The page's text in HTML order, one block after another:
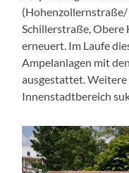
Schillerstraße,
erneuert. Im Laufe
Ampelanlagen mit
ausgestattet. Weitere
Innenstadtbereich